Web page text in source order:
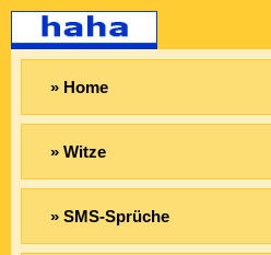
» Home
» Witze
» SMS-Sprüche